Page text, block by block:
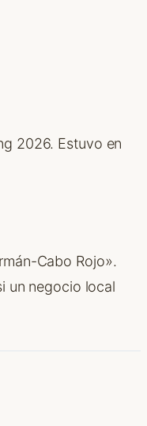
2026. Estuvo en
Cabo Rojo».
un negocio local